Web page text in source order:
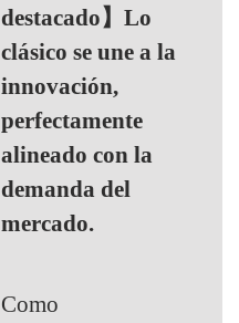
destacado】Lo
clásico se une a la
innovación,
perfectamente
alineado con la
demanda del
mercado.
Como